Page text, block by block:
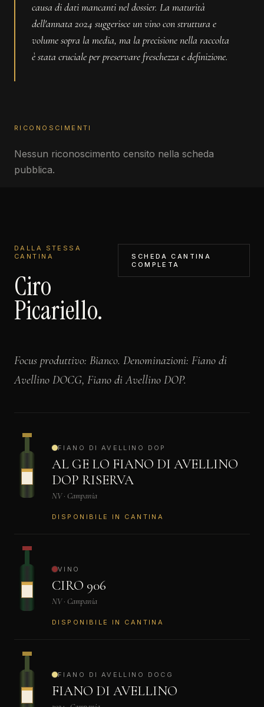
causa di dati mancanti nel dossier. La maturità
dell'annata 2024 suggerisce un vino con struttura e
volume sopra la media, ma la precisione nella raccolta
è stata cruciale per preservare freschezza e definizione.
RICONOSCIMENTI
Nessun riconoscimento censito nella scheda
pubblica.
DALLA STESSA
CANTINA
Ciro
Picariello.
SCHEDA CANTINA
COMPLETA
Focus produttivo: Bianco. Denominazioni: Fiano di
Avellino DOCG, Fiano di Avellino DOP.
FIANO DI AVELLINO DOP
AL GE LO FIANO DI AVELLINO
DOP RISERVA
NV · Campania
DISPONIBILE IN CANTINA
VINO
CIRO 906
NV · Campania
DISPONIBILE IN CANTINA
FIANO DI AVELLINO DOCG
FIANO DI AVELLINO